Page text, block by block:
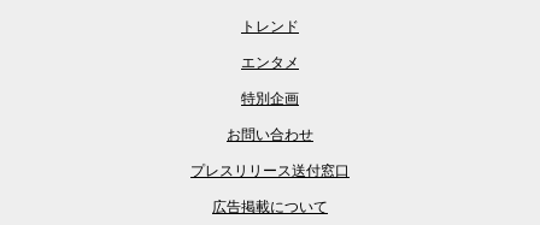
トレンド
エンタメ
特別企画
お問い合わせ
プレスリリース送付窓口
広告掲載について